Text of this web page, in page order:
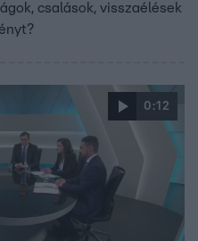
csalások, visszaélések
0:12